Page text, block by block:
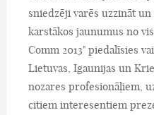
sniedzēji varēs uzzināt
karstākos jaunumus no
Comm 2013" piedalīsies
Lietuvas, Igaunijas un
nozares profesionāļiem,
citiem interesentiem